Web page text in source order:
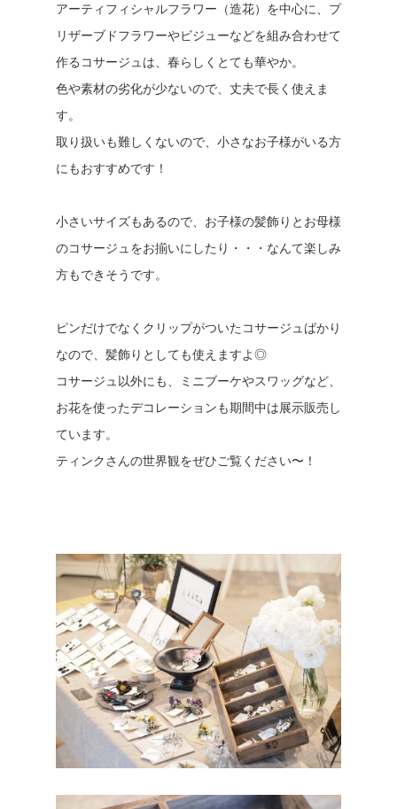
アーティフィシャルフラワー（造花）を中心に、プ
リザーブドフラワーやビジューなどを組み合わせて
作るコサージュは、春らしくとても華やか。
色や素材の劣化が少ないので、丈夫で長く使えま
す。
取り扱いも難しくないので、小さなお子様がいる方
にもおすすめです！
小さいサイズもあるので、お子様の髪飾りとお母様
のコサージュをお揃いにしたり・・・なんて楽しみ
方もできそうです。
ピンだけでなくクリップがついたコサージュばかり
なので、髪飾りとしても使えますよ◎
コサージュ以外にも、ミニブーケやスワッグなど、
お花を使ったデコレーションも期間中は展示販売し
ています。
ティンクさんの世界観をぜひご覧ください〜！